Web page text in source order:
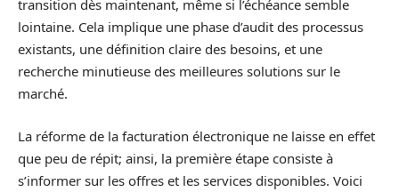
transition dès maintenant, même si l’échéance semble
lointaine. Cela implique une phase d’audit des processus
existants, une définition claire des besoins, et une
recherche minutieuse des meilleures solutions sur le
marché.
La réforme de la facturation électronique ne laisse en effet
que peu de répit; ainsi, la première étape consiste à
s’informer sur les offres et les services disponibles. Voici